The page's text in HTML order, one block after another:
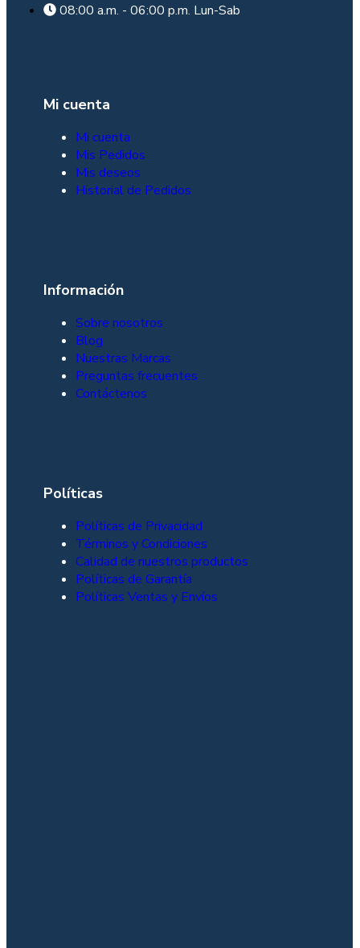
08:00 a.m. - 06:00 p.m. Lun-Sab
Mi cuenta
Mi cuenta
Mis Pedidos
Mis deseos
Historial de Pedidos
Información
Sobre nosotros
Blog
Nuestras Marcas
Preguntas frecuentes
Contáctenos
Políticas
Políticas de Privacidad
Términos y Condiciones
Calidad de nuestros productos
Políticas de Garantía
Políticas Ventas y Envíos